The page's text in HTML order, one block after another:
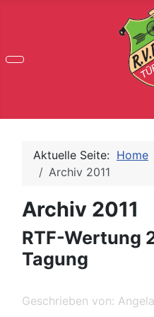
Aktuelle Seite: Home
Archiv 2011
Archiv 2011
RTF-Wertung
Tagung
Geschrieben von: